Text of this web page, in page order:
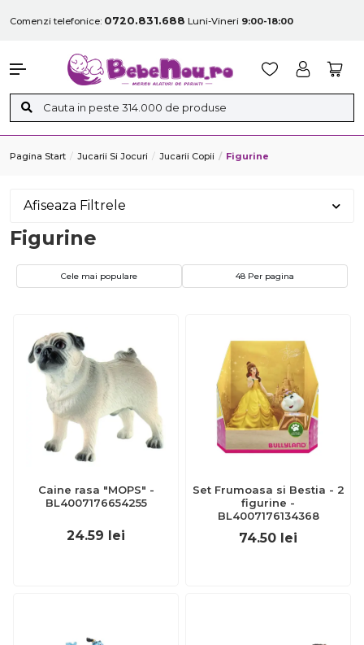
Comenzi telefonice: 0720.831.688 Luni-Vineri 9:00-18:00
Pagina Start Jucarii Si Jocuri Jucarii Copii Figurine
Afiseaza Filtrele
Figurine
Cele mai populare 48 Per pagina
Caine rasa "MOPS" -
BL4007176654255
24.59 lei
Set Frumoasa si Bestia - 2
figurine -
BL4007176134368
74.50 lei